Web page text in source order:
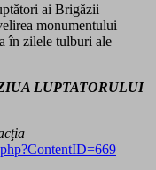
ai Brigăzii
monumentului
în zilele tulburi ale
LUPTATORULUI